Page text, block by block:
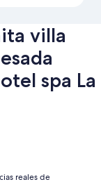
villa
spa La
reales de